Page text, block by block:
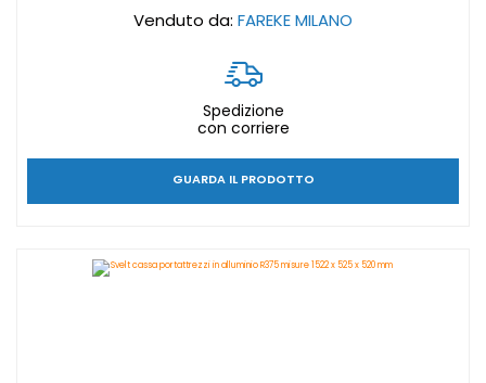
Venduto da: FAREKE MILANO
Spedizione
con corriere
GUARDA IL PRODOTTO